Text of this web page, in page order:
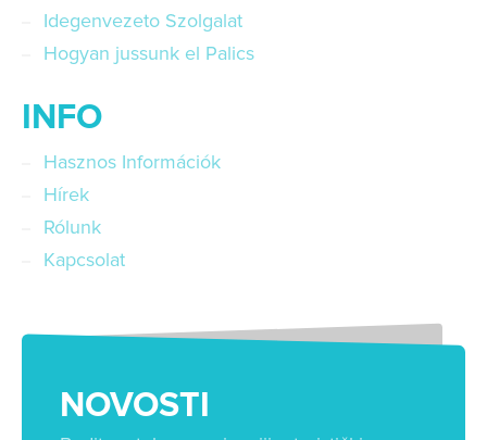
Idegenvezeto Szolgalat
Hogyan jussunk el Palics
INFO
Hasznos Információk
Hírek
Rólunk
Kapcsolat
NOVOSTI